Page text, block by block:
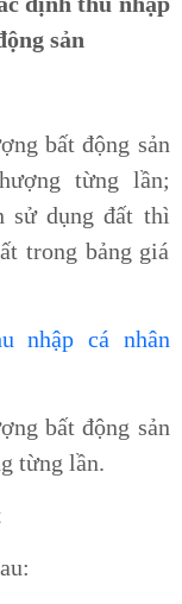
sản
bất động sản
từng lần;
sử dụng đất thì
trong bảng giá
nhập cá nhân
bất động sản
từng lần.